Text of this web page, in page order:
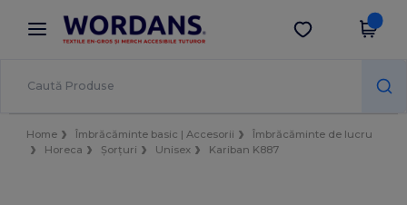
× Aplicația Wordans
Prețuri mai bune în aplicație!
Descarcă app
Home Îmbrăcăminte basic | Accesorii
Îmbrăcăminte de lucru
Horeca
Șorțuri Unisex Kariban K887